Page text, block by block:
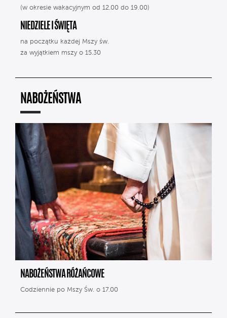
(w okresie wakacyjnym od 12.00 do 19.00)
NIEDZIELE I ŚWIĘTA
na początku każdej Mszy św.
za wyjątkiem mszy o 15.30
NABOŻEŃSTWA
NABOŻEŃSTWA RÓŻAŃCOWE
Codziennie po Mszy Św. o 17.00